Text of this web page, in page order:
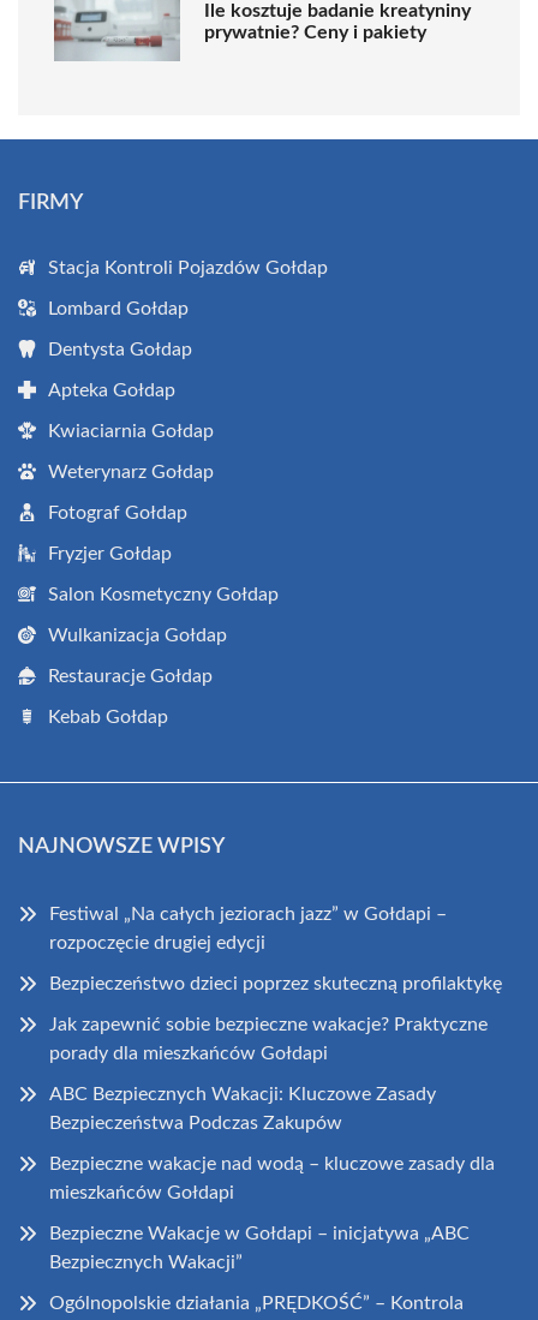
Ile kosztuje badanie kreatyniny
prywatnie? Ceny i pakiety
FIRMY
Stacja Kontroli Pojazdów Gołdap
Lombard Gołdap
Dentysta Gołdap
Apteka Gołdap
Kwiaciarnia Gołdap
Weterynarz Gołdap
Fotograf Gołdap
Fryzjer Gołdap
Salon Kosmetyczny Gołdap
Wulkanizacja Gołdap
Restauracje Gołdap
Kebab Gołdap
NAJNOWSZE WPISY
Festiwal „Na całych jeziorach jazz” w Gołdapi –
rozpoczęcie drugiej edycji
Bezpieczeństwo dzieci poprzez skuteczną profilaktykę
Jak zapewnić sobie bezpieczne wakacje? Praktyczne
porady dla mieszkańców Gołdapi
ABC Bezpiecznych Wakacji: Kluczowe Zasady
Bezpieczeństwa Podczas Zakupów
Bezpieczne wakacje nad wodą – kluczowe zasady dla
mieszkańców Gołdapi
Bezpieczne Wakacje w Gołdapi – inicjatywa „ABC
Bezpiecznych Wakacji”
Ogólnopolskie działania „PRĘDKOŚĆ” – Kontrola